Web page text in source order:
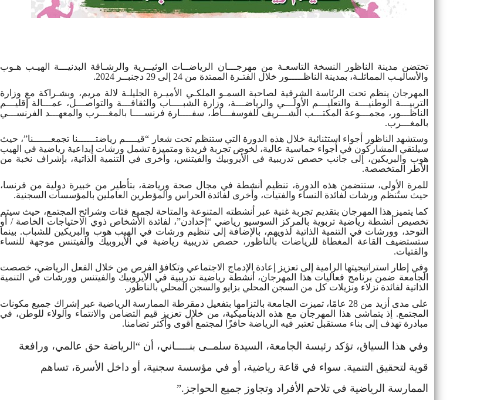
تحتضن مدينة الناظور النسخة التاسعـة من مهرجـــان الرياضــات الوثيــرية والرشـاقة البدنيـــة الهيـب هـوب
والأساليـب المماثلـة، بمدينة الناظـــــور خلال الفتـرة الممتدة من 24 إلى 29 دجنبــر 2024
.
المهرجان ينظم تحت الرئاسة الشرفية لصاحبة السمـو الملكـي الأميـرة الجليلـة لالة مريم، وبشـراكة مع وزارة
التربيـــة الوطنيـــة والتعليـــم الأولـــي والرياضـــة، وزارة الشبــــاب والثقافـــة والتواصـــل، عمـــالة إقليـــم
الناظـــور، مجمـــوعة المكتـــب الشـــريف للفوسفـــاط، سفــــارة فرنســــا بالمغـــرب والمعهـــد الفرنســـي
بالمغـــرب.
وستشهد الناظور أجواء استثنائية خلال هذه الدورة التي ستنظم تحت شعار “قيــــم رياضتــــــنا تجمعــــــنا”، حيث
سيلتقي المشاركون في أجواء حماسية عالية، لخوض تجربة فريدة ومتميزة تشمل ورشات إبداعية رياضية في الهيب
هوب والبريكين، إلى جانب حصص تدريبية في الأيروبيك والفيتنس، وأخرى في التنمية الذاتية، بإشراف نخبة من
الأطر المتخصصة.
للمرة الأولى، ستتضمن هذه الدورة، تنظيم أنشطة في مجال صحة ورياضة، بتأطير من خبيرة دولية من فرنسا،
حيث ستُنظم ورشات لفائدة النساء والفتيات، وأخرى لفائدة الحراس والمؤطرين العاملين بالمؤسسات السجنية.
كما يتميز هذا المهرجان بتقديم تجربة غنية عبر أنشطته المتنوعة والمتاحة لجميع فئات وشرائح المجتمع، حيث سيتم
تخصيص أنشطة رياضية تربوية بالمركز السوسيو رياضي “إحدادن”، لفائدة الأشخاص ذوي الاحتياجات الخاصة / أو
التوحد، وورشات في التنمية الذاتية لذويهم، بالإضافة إلى تنظيم ورشات في الهيب هوب والبريكين للشباب. بينما
ستستضيف القاعة المغطاة للرياضات بالناظور، حصص تدريبية رياضية في الأيروبيك والفيتنس موجهة للنساء
والفتيات.
وفي إطار استراتيجيتها الرامية إلى تعزيز إعادة الإدماج الاجتماعي وتكافؤ الفرص من خلال الفعل الرياضي، خصصت
الجامعة ضمن برنامج فعاليات هذا المهرجان، أنشطة رياضية تدريبية في الأيروبيك والفيتنس وورشات في التنمية
الذاتية لفائدة نزلاء ونزيلات كل من السجن المحلي بزايو والسجن المحلي بالناظور .
على مدى أزيد من 28 عامًا، تميزت الجامعة بالتزامها بتفعيل دمقرطة الممارسة الرياضية عبر إشراك جميع مكونات
المجتمع. إذ يتماشى هذا المهرجان مع هذه الديناميكية، من خلال تعزيز قيم التضامن والانتماء والولاء للوطن، في
مبادرة تهدف إلى بناء مستقبل تعتبر فيه الرياضة حافزًا لمجتمع أقوى وأكثر تضامنا.
وفي هذا السياق، تؤكد رئيسة الجامعة، السيدة سلمــى بنـــــاني، أن “الرياضة حق عالمي، ورافعة
قوية لتحقيق التنمية. سواء في قاعة رياضية، أو في مؤسسة سجنية، أو داخل الأسرة، تساهم
الممارسة الرياضية في تلاحم الأفراد وتجاوز جميع الحواجز ”.